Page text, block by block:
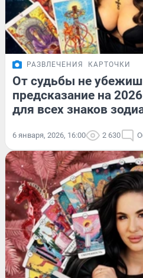
РАЗВЛЕЧЕНИЯ КАРТОЧКИ
От судьбы не
предсказание на
для всех знаков
6 января, 2026, 16:00 2 630